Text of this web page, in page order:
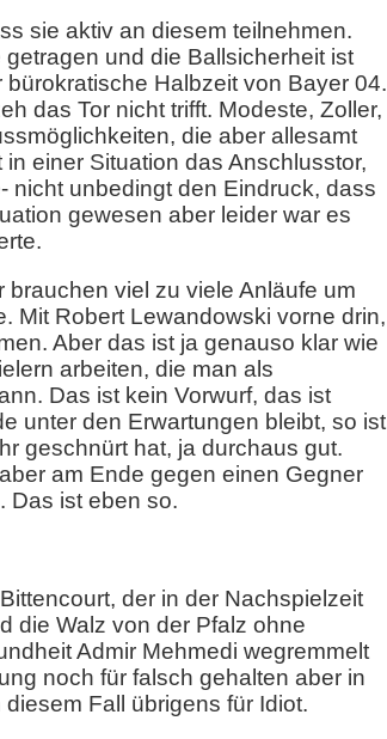
sie aktiv an diesem teilnehmen.
und die Ballsicherheit ist
Halbzeit von Bayer 04.
das Tor nicht trifft. Modeste, Zoller,
die aber allesamt
einer Situation das Anschlusstor,
nicht unbedingt den Eindruck, dass
gewesen aber leider war es
viel zu viele Anläufe um
Mit Robert Lewandowski vorne drin,
Aber das ist ja genauso klar wie
arbeiten, die man als
Das ist kein Vorwurf, das ist
unter den Erwartungen bleibt, so ist
geschnürt hat, ja durchaus gut.
am Ende gegen einen Gegner
Das ist eben so.
der in der Nachspielzeit
die Walz von der Pfalz ohne
Admir Mehmedi wegremmelt
noch für falsch gehalten aber in
Fall übrigens für Idiot.